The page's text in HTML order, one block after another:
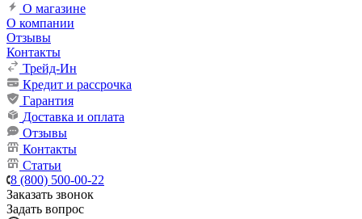
О магазине
О компании
Отзывы
Контакты
Трейд-Ин
Кредит и рассрочка
Гарантия
Доставка и оплата
Отзывы
Контакты
Статьи
8 (800) 500-00-22
Заказать звонок
Задать вопрос